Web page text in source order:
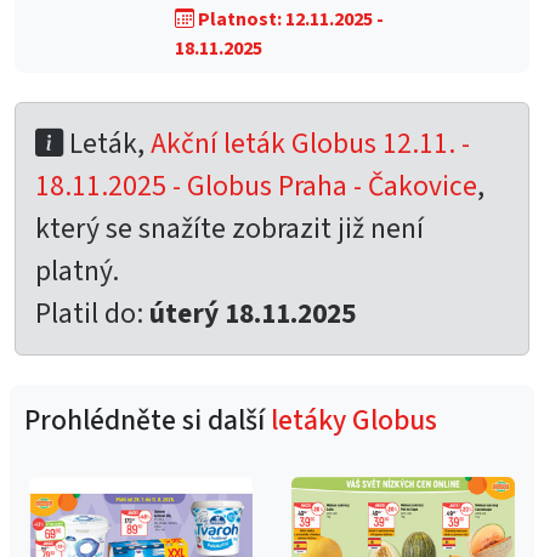
Platnost: 12.11.2025 -
18.11.2025
Leták,Akční leták Globus 12.11. -
18.11.2025 - Globus Praha - Čakovice,
který se snažíte zobrazit již není
platný.
Platil do: úterý 18.11.2025
Prohlédněte si dalšíletáky Globus